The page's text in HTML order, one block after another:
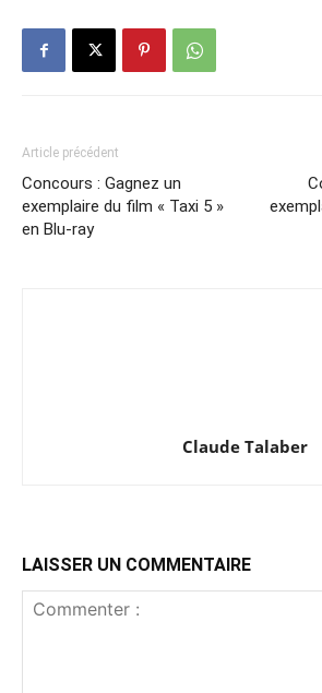
Article précédent
Concours : Gagnez un
exemplaire du film « Taxi 5 »
en Blu-ray
Claude Talaber
LAISSER UN COMMENTAIRE